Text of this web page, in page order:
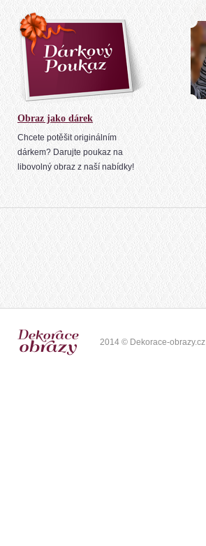
Obraz jako dárek
Chcete potěšit originálním
dárkem? Darujte poukaz na
libovolný obraz z naší nabídky!
2014 © Dekorace-obrazy.cz